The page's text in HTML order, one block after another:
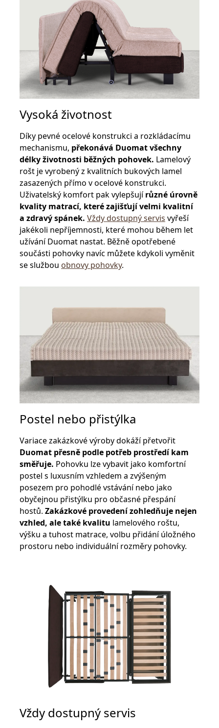
Vysoká životnost
Díky pevné ocelové konstrukci a rozkládacímu
mechanismu, překonává Duomat všechny
délky životnosti běžných pohovek. Lamelový
rošt je vyrobený z kvalitních bukových lamel
zasazených přímo v ocelové konstrukci.
Uživatelský komfort pak vylepšujírůzné úrovně
kvality matrací, které zajišťují velmi kvalitní
a zdravý spánek. Vždy dostupný servis vyřeší
jakékoli nepříjemnosti, které mohou během let
užívání Duomat nastat. Běžně opotřebené
součásti pohovky navíc můžete kdykoli vyměnit
se službou obnovy pohovky.
Postel nebo přistýlka
Variace zakázkové výroby dokáží přetvořit
Duomat přesně podle potřeb prostředí kam
směřuje. Pohovku lze vybavit jako komfortní
postel s luxusním vzhledem a zvýšeným
posezem pro pohodlé vstávání nebo jako
obyčejnou přistýlku pro občasné přespání
hostů. Zakázkové provedení zohledňuje nejen
vzhled, ale také kvalitu lamelového roštu,
výšku a tuhost matrace, volbu přidání úložného
prostoru nebo individuální rozměry pohovky.
Vždy dostupný servis